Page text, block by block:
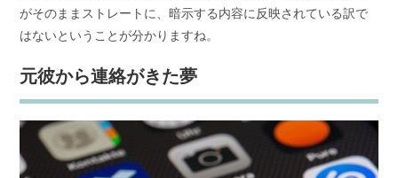
がそのままストレートに、暗示する内容に反映されている訳で
はないということが分かりますね。
元彼から連絡がきた夢